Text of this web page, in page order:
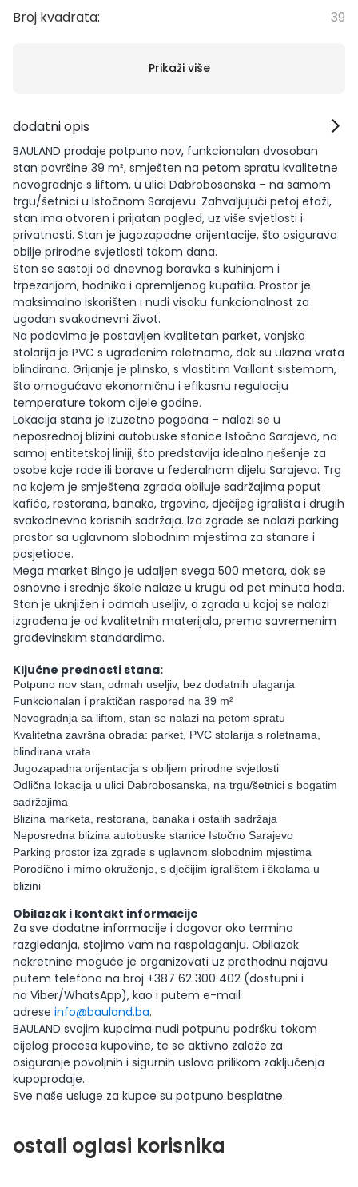
Broj kvadrata: 39
Prikaži više
dodatni opis
BAULAND prodaje potpuno nov, funkcionalan dvosoban
stan površine 39 m², smješten na petom spratu kvalitetne
novogradnje s liftom, u ulici Dabrobosanska – na samom
trgu/šetnici u Istočnom Sarajevu. Zahvaljujući petoj etaži,
stan ima otvoren i prijatan pogled, uz više svjetlosti i
privatnosti. Stan je jugozapadne orijentacije, što osigurava
obilje prirodne svjetlosti tokom dana.
Stan se sastoji od dnevnog boravka s kuhinjom i
trpezarijom, hodnika i opremljenog kupatila. Prostor je
maksimalno iskorišten i nudi visoku funkcionalnost za
ugodan svakodnevni život.
Na podovima je postavljen kvalitetan parket, vanjska
stolarija je PVC s ugrađenim roletnama, dok su ulazna vrata
blindirana. Grijanje je plinsko, s vlastitim Vaillant sistemom,
što omogućava ekonomičnu i efikasnu regulaciju
temperature tokom cijele godine.
Lokacija stana je izuzetno pogodna – nalazi se u
neposrednoj blizini autobuske stanice Istočno Sarajevo, na
samoj entitetskoj liniji, što predstavlja idealno rješenje za
osobe koje rade ili borave u federalnom dijelu Sarajeva. Trg
na kojem je smještena zgrada obiluje sadržajima poput
kafića, restorana, banaka, trgovina, dječijeg igrališta i drugih
svakodnevno korisnih sadržaja. Iza zgrade se nalazi parking
prostor sa uglavnom slobodnim mjestima za stanare i
posjetioce.
Mega market Bingo je udaljen svega 500 metara, dok se
osnovne i srednje škole nalaze u krugu od pet minuta hoda.
Stan je uknjižen i odmah useljiv, a zgrada u kojoj se nalazi
izgrađena je od kvalitetnih materijala, prema savremenim
građevinskim standardima.
Ključne prednosti stana:
Potpuno nov stan, odmah useljiv, bez dodatnih ulaganja
Funkcionalan i praktičan raspored na 39 m²
Novogradnja sa liftom, stan se nalazi na petom spratu
Kvalitetna završna obrada: parket, PVC stolarija s roletnama,
blindirana vrata
Jugozapadna orijentacija s obiljem prirodne svjetlosti
Odlična lokacija u ulici Dabrobosanska, na trgu/šetnici s bogatim
sadržajima
Blizina marketa, restorana, banaka i ostalih sadržaja
Neposredna blizina autobuske stanice Istočno Sarajevo
Parking prostor iza zgrade s uglavnom slobodnim mjestima
Porodično i mirno okruženje, s dječijim igralištem i školama u
blizini
Obilazak i kontakt informacije
Za sve dodatne informacije i dogovor oko termina
razgledanja, stojimo vam na raspolaganju. Obilazak
nekretnine moguće je organizovati uz prethodnu najavu
putem telefona na broj +387 62 300 402 (dostupni i
na Viber/WhatsApp), kao i putem e-mail
adrese info@bauland.ba.
BAULAND svojim kupcima nudi potpunu podršku tokom
cijelog procesa kupovine, te se aktivno zalaže za
osiguranje povoljnih i sigurnih uslova prilikom zaključenja
kupoprodaje.
Sve naše usluge za kupce su potpuno besplatne.
ostali oglasi korisnika